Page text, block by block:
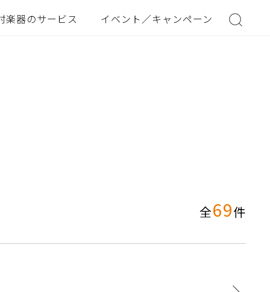
楽器のサービス イベント／キャンペーン
全69件